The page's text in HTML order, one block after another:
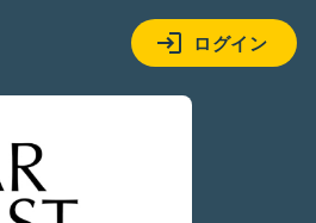
ログイン